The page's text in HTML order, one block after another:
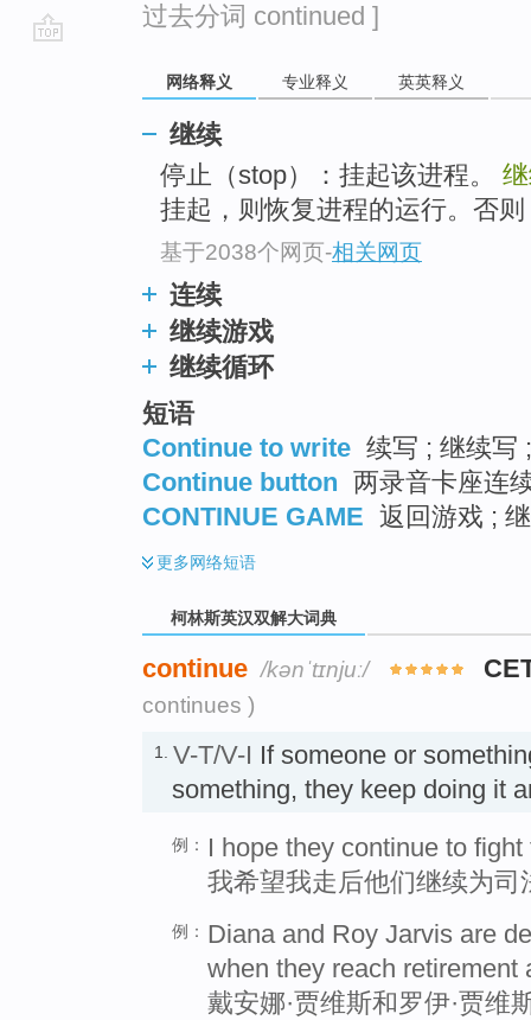
过去分词 continued ]
网络释义 专业释义 英英释义
继续
停止（stop）：挂起该进程。
挂起，则恢复进程的运行。否
基于2038个网页-相关网页
连续
继续游戏
继续循环
短语
Continue to write 续写 ; 继续写
Continue button 两录音卡座连
CONTINUE GAME 返回游戏 ;
更多网络短语
柯林斯英汉双解大词典
continue /kənˈtɪnjuː/
continues )
1. V-T/V-I If someone or
something, they keep doing it
例：
I hope they continue to
我希望我走后他们继续为司
例： Diana and Roy Jarvis are
when they reach retirement
戴安娜·贾维斯和罗伊·贾维